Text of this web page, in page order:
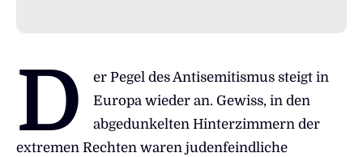
D
er Pegel des Antisemitismus steigt in
Europa wieder an. Gewiss, in den
abgedunkelten Hinterzimmern der
extremen Rechten waren judenfeindliche